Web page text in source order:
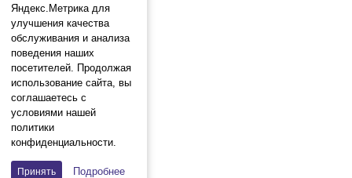
Яндекс.Метрика для
улучшения качества
обслуживания и анализа
поведения наших
посетителей. Продолжая
использование сайта, вы
соглашаетесь с
условиями нашей
политики
конфиденциальности.
Принять Подробнее